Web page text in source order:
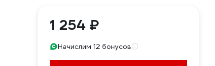
1 254 ₽
Начислим 12 бонусов